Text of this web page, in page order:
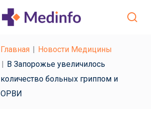
Главная
Новости Медицины
В Запорожье увеличилось
количество больных гриппом и
ОРВИ